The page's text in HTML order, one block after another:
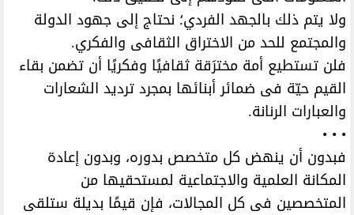
ولا يتم ذلك بالجهد الفردي؛ نحتاج إلى جهود الدولة
والمجتمع للحد من الاختراق الثقافى والفكري.
فلن تستطيع أمة مخترَقة ثقافيًا وفكريًا أن تضمن بقاء
القيم حيّة فى ضمائر أبنائها بمجرد ترديد الشعارات
والعبارات الرنانة.
• • •
فبدون أن ينهض كل متخصص بدوره، وبدون إعادة
المكانة العلمية والاجتماعية لمستحقيها من
المتخصصين فى كل المجالات، فإن قيمًا بديلة ستلقى